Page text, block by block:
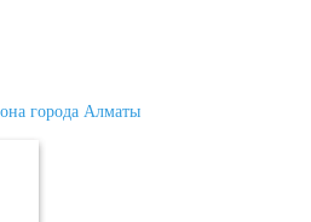
города Алматы